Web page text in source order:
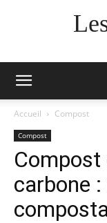
Accueil Compost
Compost
carbone